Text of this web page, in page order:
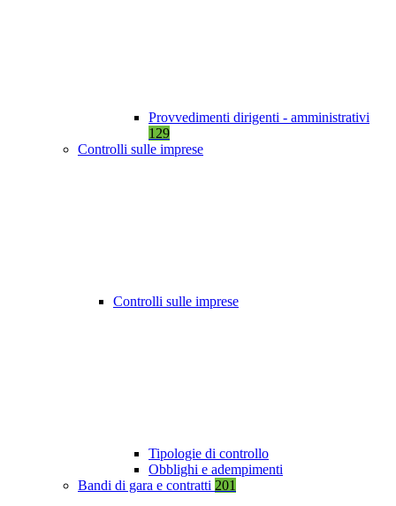
Provvedimenti dirigenti - amministrativi
129
Controlli sulle imprese
Controlli sulle imprese
Tipologie di controllo
Obblighi e adempimenti
Bandi di gara e contratti 201